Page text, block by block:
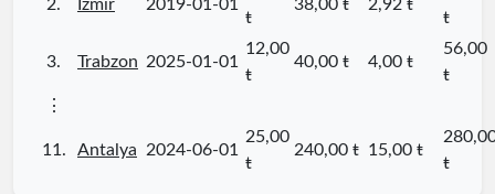
2. Izmir 2019-01-01
ŧ
38,00 ŧ 2,92 ŧ
ŧ
3. Trabzon 2025-01-01
12,00
ŧ
40,00 ŧ 4,00 ŧ
56,00
ŧ
⋮
11. Antalya 2024-06-01
25,00
ŧ
240,00 ŧ 15,00 ŧ
ŧ